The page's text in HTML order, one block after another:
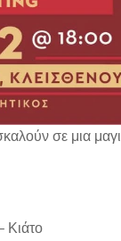
σε μια
Κιάτο